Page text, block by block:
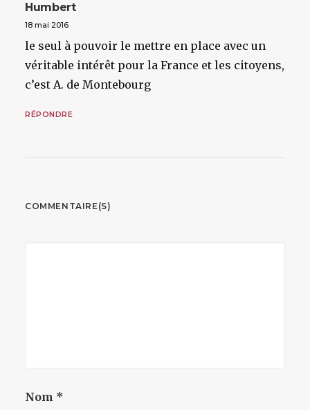
Humbert
18 mai 2016
le seul à pouvoir le mettre en place avec un
véritable intérêt pour la France et les citoyens,
c’est A. de Montebourg
RÉPONDRE
COMMENTAIRE(S)
Nom *